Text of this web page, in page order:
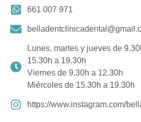
661 007 971
Lunes, martes y jueves de
15.30h a 19.30h
Viernes de 9.30h a 12.30h
Miércoles de 15.30h a 19.30h
https://www.instagram.com/